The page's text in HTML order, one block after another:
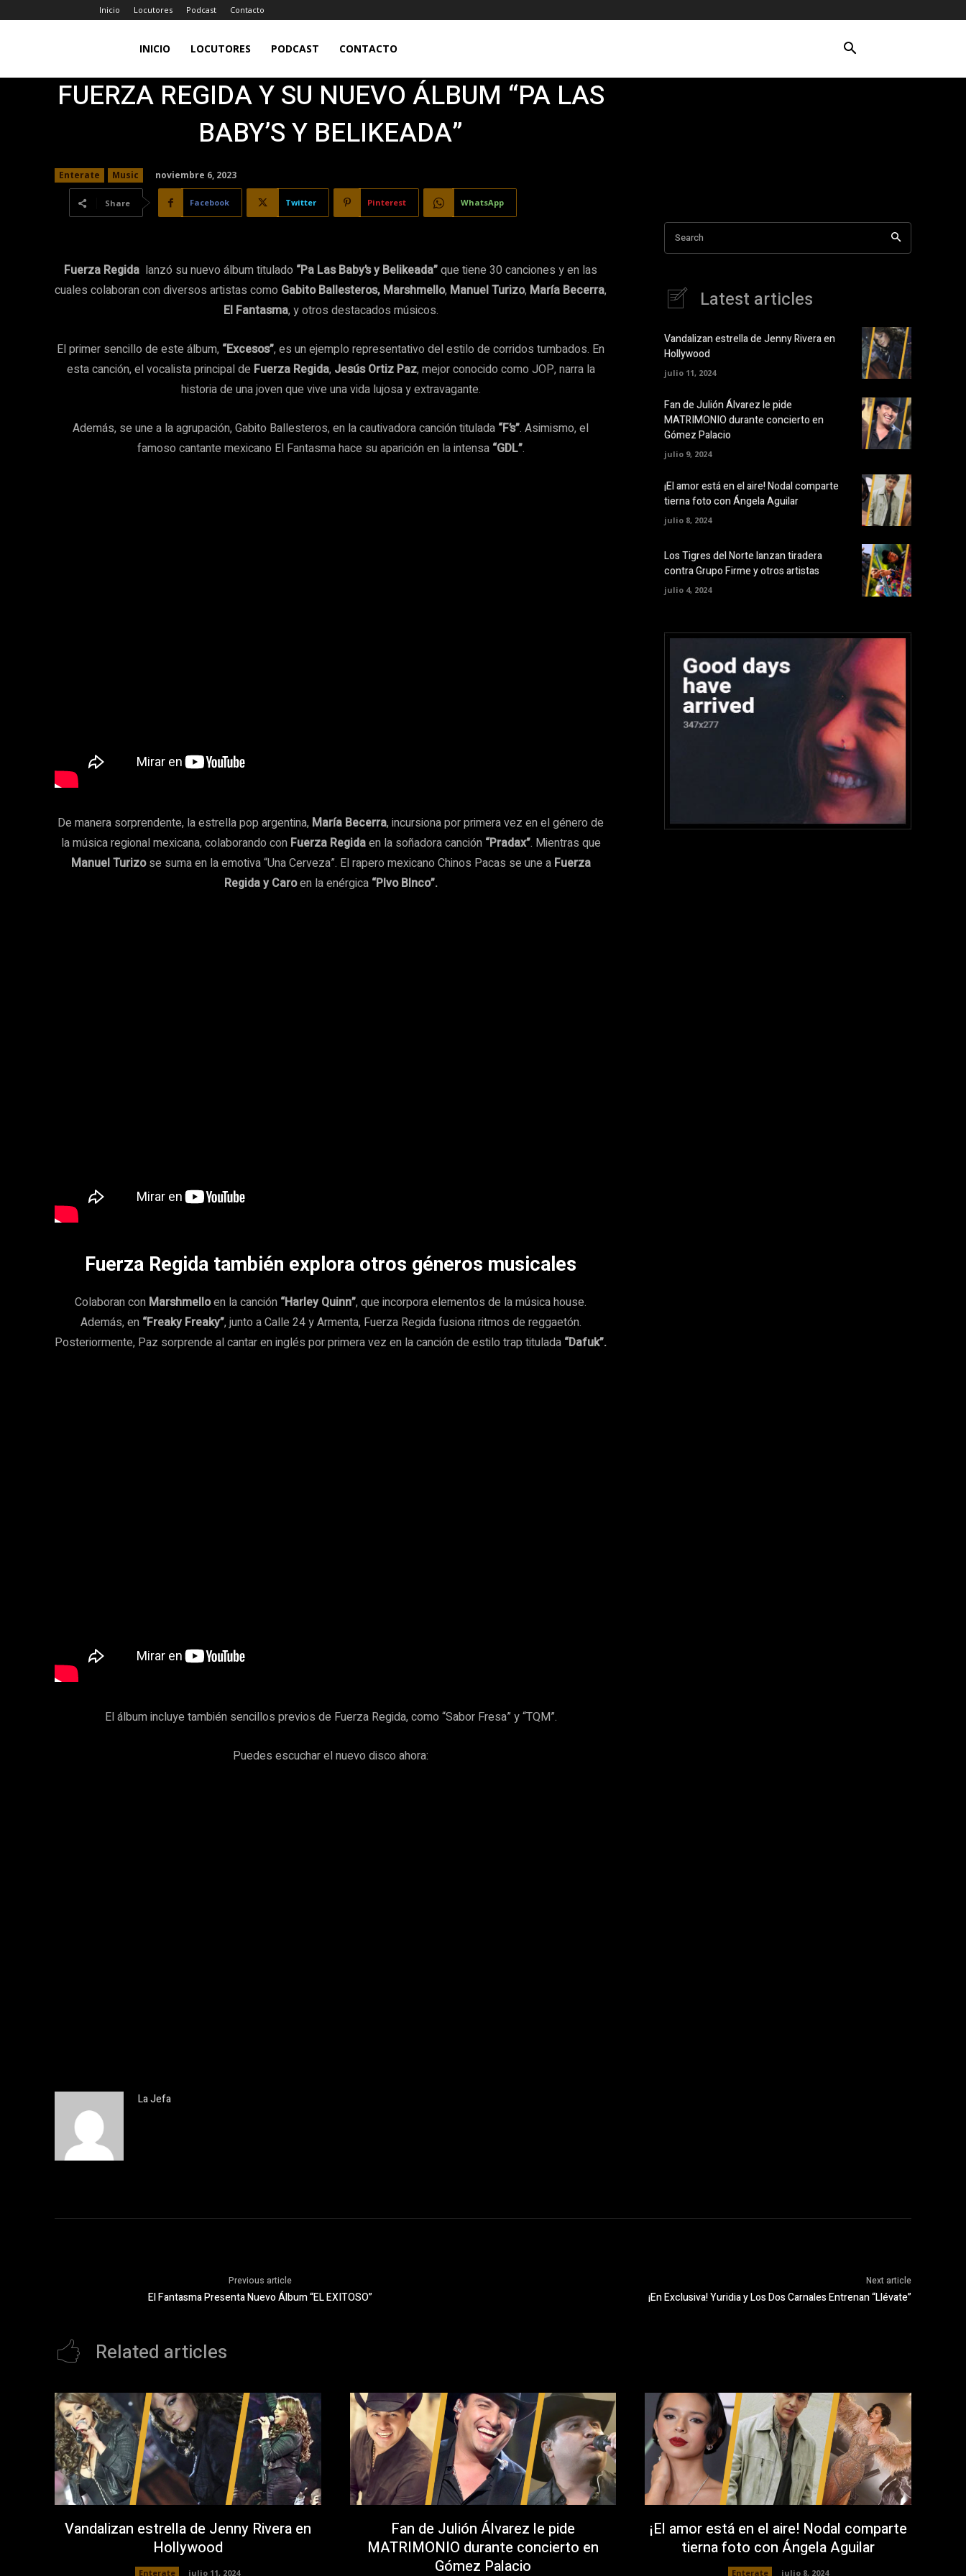
Inicio Locutores Podcast Contacto
JEFA
INICIO LOCUTORES PODCAST CONTACTO
FUERZA REGIDA Y SU NUEVO ÁLBUM “PA LAS
BABY’S Y BELIKEADA”
Enterate Music noviembre 6, 2023
Share Facebook Twitter Pinterest WhatsApp
Fuerza Regida lanzó su nuevo álbum titulado “Pa Las Baby’s y Belikeada”que tiene 30 canciones y en las
cuales colaboran con diversos artistas como Gabito Ballesteros, Marshmello, Manuel Turizo, María Becerra,
El Fantasma, y otros destacados músicos.
El primer sencillo de este álbum, “Excesos”, es un ejemplo representativo del estilo de corridos tumbados. En
esta canción, el vocalista principal de Fuerza Regida, Jesús Ortiz Paz, mejor conocido como JOP, narra la
historia de una joven que vive una vida lujosa y extravagante.
Además, se une a la agrupación, Gabito Ballesteros, en la cautivadora canción titulada “F’s”. Asimismo, el
famoso cantante mexicano El Fantasma hace su aparición en la intensa “GDL”.
De manera sorprendente, la estrella pop argentina, María Becerra, incursiona por primera vez en el género de
la música regional mexicana, colaborando con Fuerza Regidaen la soñadora canción “Pradax”. Mientras que
Manuel Turizose suma en la emotiva “Una Cerveza”. El rapero mexicano Chinos Pacas se une a Fuerza
Regida y Caroen la enérgica “Plvo Blnco”.
Fuerza Regida también explora otros géneros musicales
Colaboran con Marshmelloen la canción “Harley Quinn”, que incorpora elementos de la música house.
Además, en “Freaky Freaky”, junto a Calle 24 y Armenta, Fuerza Regida fusiona ritmos de reggaetón.
Posteriormente, Paz sorprende al cantar en inglés por primera vez en la canción de estilo trap titulada “Dafuk”.
El álbum incluye también sencillos previos de Fuerza Regida, como “Sabor Fresa” y “TQM”.
Puedes escuchar el nuevo disco ahora:
La Jefa
Search
Latest articles
Vandalizan estrella de Jenny Rivera en
Hollywood
julio 11, 2024
Fan de Julión Álvarez le pide
MATRIMONIO durante concierto en
Gómez Palacio
julio 9, 2024
¡El amor está en el aire! Nodal comparte
tierna foto con Ángela Aguilar
julio 8, 2024
Los Tigres del Norte lanzan tiradera
contra Grupo Firme y otros artistas
julio 4, 2024
Previous article
El Fantasma Presenta Nuevo Álbum “EL EXITOSO”
Next article
¡En Exclusiva! Yuridia y Los Dos Carnales Entrenan “Llévate”
Related articles
Vandalizan estrella de Jenny Rivera en
Hollywood
Enterate julio 11, 2024
Fan de Julión Álvarez le pide
MATRIMONIO durante concierto en
Gómez Palacio
¡El amor está en el aire! Nodal comparte
tierna foto con Ángela Aguilar
Enterate julio 8, 2024